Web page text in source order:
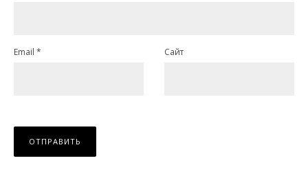
Email * Сайт